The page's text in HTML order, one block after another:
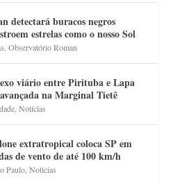
detectará buracos negros
estrelas como o nosso Sol
,Observatório Roman
viário entre Pirituba e Lapa
na Marginal Tietê
,Notícias
extratropical coloca SP em
de vento de até 100 km/h
Paulo,Notícias